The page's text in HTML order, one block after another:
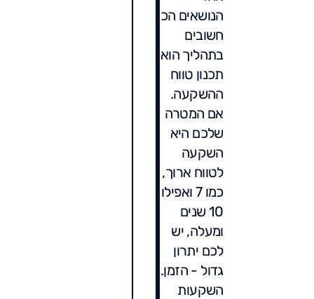
הנושאים הכי
חשובים
בתהליך הוא
תכנון טווח
ההשקעה.
אם המטרה
שלכם היא
השקעה
לטווח ארוך,
כמו 7 ואפילו
10 שנים
ומעלה, יש
לכם יתרון
גדול - הזמן.
השקעות